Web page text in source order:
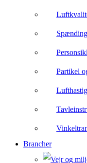
Partikel
Brancher